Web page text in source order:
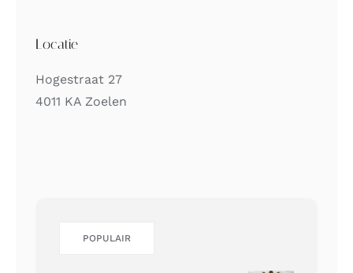
Locatie
Hogestraat 27
4011 KA Zoelen
POPULAIR